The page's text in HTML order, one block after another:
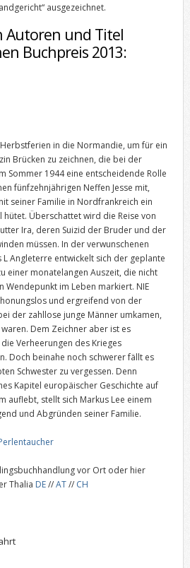
ausgezeichnet.
Autoren und Titel
Buchpreis 2013:
in die Normandie, um für ein
Brücken zu zeichnen, die bei der
Sommer 1944 eine entscheidende Rolle
fünfzehnjährigen Neffen Jesse mit,
seiner Familie in Nordfrankreich ein
hütet. Überschattet wird die Reise von
Ira, deren Suizid der Bruder und der
müssen. In der verwunschenen
Angleterre entwickelt sich der geplante
einer monatelangen Auszeit, die nicht
Wendepunkt im Leben markiert. NIE
und ergreifend von der
der zahllose junge Männer umkamen,
Dem Zeichner aber ist es
Verheerungen des Krieges
Doch beinahe noch schwerer fällt es
Schwester zu vergessen. Denn
Kapitel europäischer Geschichte auf
auflebt, stellt sich Markus Lee einem
und Abgründen seiner Familie.
vor Ort oder hier
Thalia DE//AT// CH